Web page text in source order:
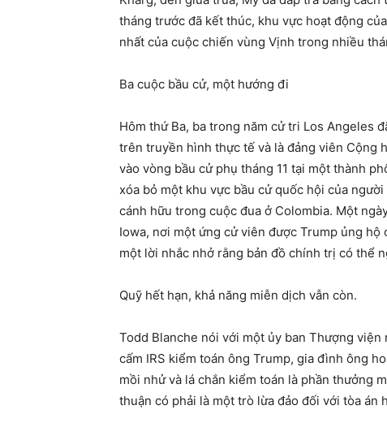
tháng trước đã kết thúc, khu vực hoạt động
nhất của cuộc chiến vùng Vịnh trong nhiều
Ba cuộc bầu cử, một hướng đi
Hôm thứ Ba, ba trong năm cử tri Los Angeles
trên truyền hình thực tế và là đảng viên Cộng
vào vòng bầu cử phụ tháng 11 tại một thành
xóa bỏ một khu vực bầu cử quốc hội của
cánh hữu trong cuộc đua ở Colombia. Một
Iowa, nơi một ứng cử viên được Trump ủng
một lời nhắc nhở rằng bản đồ chính trị có thể
Quỹ hết hạn, khả năng miễn dịch vẫn còn.
Todd Blanche nói với một ủy ban Thượng viện
cấm IRS kiểm toán ông Trump, gia đình ông
mồi nhử và lá chắn kiểm toán là phần thưởng
thuận có phải là một trò lừa đảo đối với tòa án